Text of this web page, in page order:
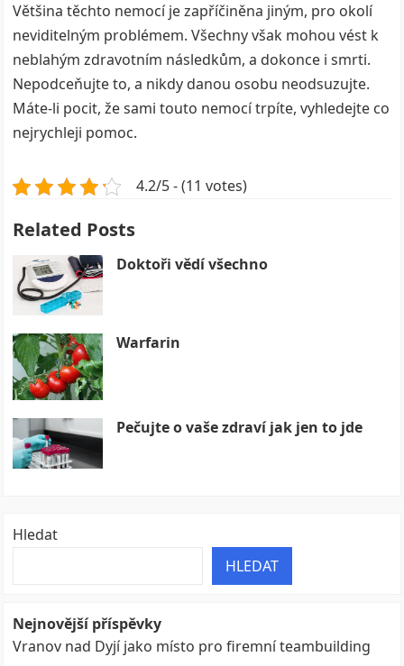
Většina těchto nemocí je zapříčiněna jiným, pro okolí
neviditelným problémem. Všechny však mohou vést k
neblahým zdravotním následkům, a dokonce i smrti.
Nepodceňujte to, a nikdy danou osobu neodsuzujte.
Máte-li pocit, že sami touto nemocí trpíte, vyhledejte co
nejrychleji pomoc.
4.2/5 - (11 votes)
Related Posts
Doktoři vědí všechno
Warfarin
Pečujte o vaše zdraví jak jen to jde
Hledat
HLEDAT
Nejnovější příspěvky
Vranov nad Dyjí jako místo pro firemní teambuilding